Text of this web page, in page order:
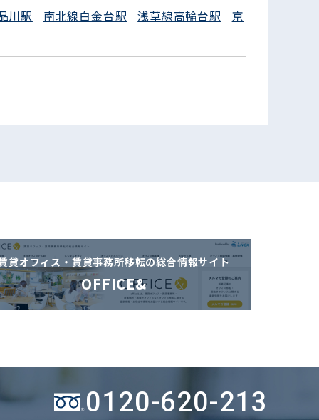
川駅 南北線白金台駅 浅草線高輪台駅
京
貸オフィス・賃貸事務所移転の総合情報サイト
OFFICE&
0120-620-213